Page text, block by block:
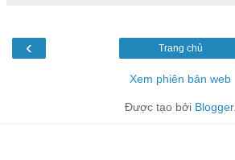
‹ Trang chủ
Xem phiên bản web
Được tạo bởi Blogger.